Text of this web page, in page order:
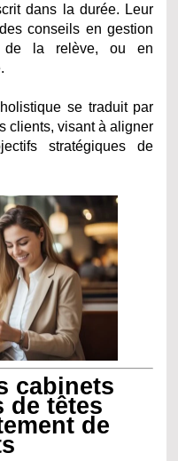
dans la durée. Leur
conseils en gestion
de la relève, ou en
se traduit par
clients, visant à aligner
stratégiques de
cabinets
de têtes
de